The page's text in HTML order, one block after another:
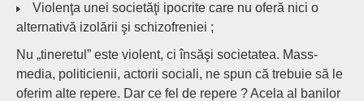
Violenţa unei societăţi ipocrite care nu oferă nici o
alternativă izolării şi schizofreniei ;
Nu „tineretul” este violent, ci însăşi societatea. Mass-
media, politicienii, actorii sociali, ne spun că trebuie să le
oferim alte repere. Dar ce fel de repere ? Acela al banilor